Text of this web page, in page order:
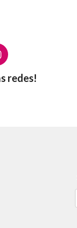
redes!